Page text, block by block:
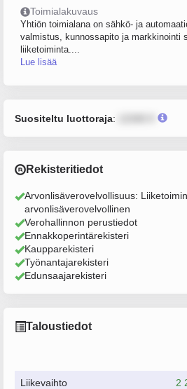
Toimialakuvaus
Yhtiön toimialana on sähkö- ja
valmistus, kunnossapito ja markkinointi
liiketoiminta....
Lue lisää
Suositeltu luottoraja:
Rekisteritiedot
Arvonlisäverovelvollisuus:
arvonlisäverovelvollinen
Verohallinnon perustiedot
Ennakkoperintärekisteri
Kaupparekisteri
Työnantajarekisteri
Edunsaajarekisteri
Taloustiedot
Liikevaihto 2